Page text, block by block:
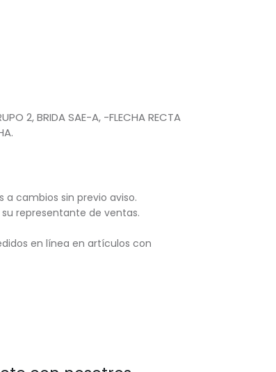
2, BRIDA SAE-A, -FLECHA RECTA
a cambios sin previo aviso.
representante de ventas.
en línea en artículos con